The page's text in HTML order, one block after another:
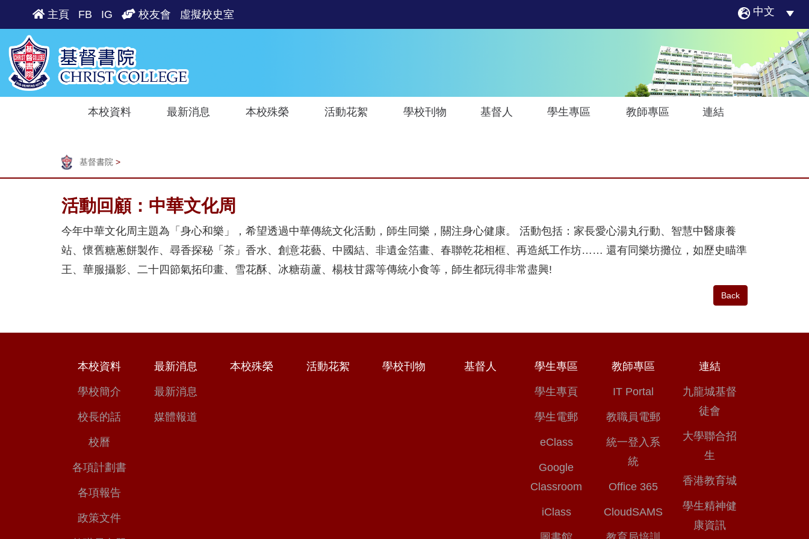
主頁 FB IG 校友會 虛擬校史室 中文
本校資料 最新消息 本校殊榮 活動花絮 學校刊物 基督人 學生專區 教師專區 連結
基督書院 >
活動回顧：中華文化周
今年中華文化周主題為「身心和樂」，希望透過中華傳統文化活動，師生同樂，關注身心健康。 活動包括：家長愛心湯丸行動、智慧中醫康養
站、懷舊糖蔥餅製作、尋香探秘「茶」香水、創意花藝、中國結、非遺金箔畫、春聯乾花相框、再造紙工作坊…… 還有同樂坊攤位，如歷史瞄準
王、華服攝影、二十四節氣拓印畫、雪花酥、冰糖葫蘆、楊枝甘露等傳統小食等，師生都玩得非常盡興!
Back
本校資料
學校簡介
校長的話
校曆
各項計劃書
各項報告
政策文件
最新消息
最新消息
媒體報道
本校殊榮 活動花絮 學校刊物 基督人 學生專區
學生專頁
學生電郵
eClass
Google
Classroom
iClass
教師專區
IT Portal
教職員電郵
統一登入系
統
Office 365
CloudSAMS
連結
九龍城基督
徒會
大學聯合招
生
香港教育城
學生精神健
康資訊